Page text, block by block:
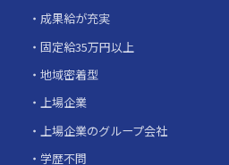
成果給が充実
固定給35万円以上
地域密着型
上場企業
上場企業のグループ会社
学歴不問